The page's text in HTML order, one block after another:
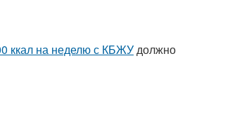
ккал на неделю с КБЖУдолжно